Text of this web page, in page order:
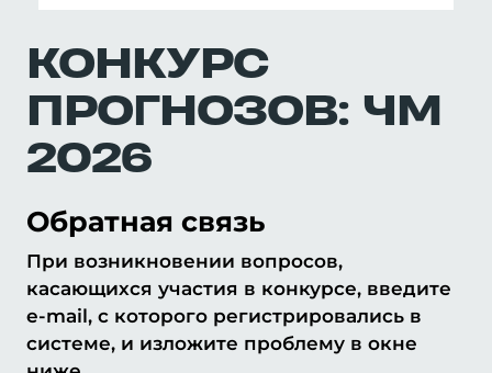
ХОККЕЙ
ТЕННИС
БИАТЛОН
ДРУГИЕ ВИДЫ
КОНКУРС
ПРОГНОЗОВ: ЧМ
2026
Обратная связь
При возникновении вопросов,
касающихся участия в конкурсе, введите
e-mail, с которого регистрировались в
системе, и изложите проблему в окне